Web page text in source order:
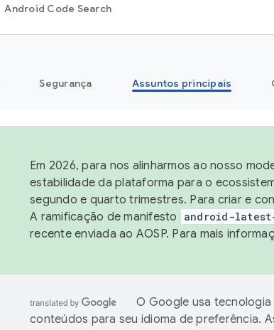
Android Code Search
Segurança Assuntos principais
Em 2026, para nos alinharmos ao nosso
estabilidade da plataforma para o
segundo e quarto trimestres. Para criar e
A ramificação de manifesto
android-
recente enviada ao AOSP. Para mais
O Google usa
conteúdos para seu idioma de preferência.